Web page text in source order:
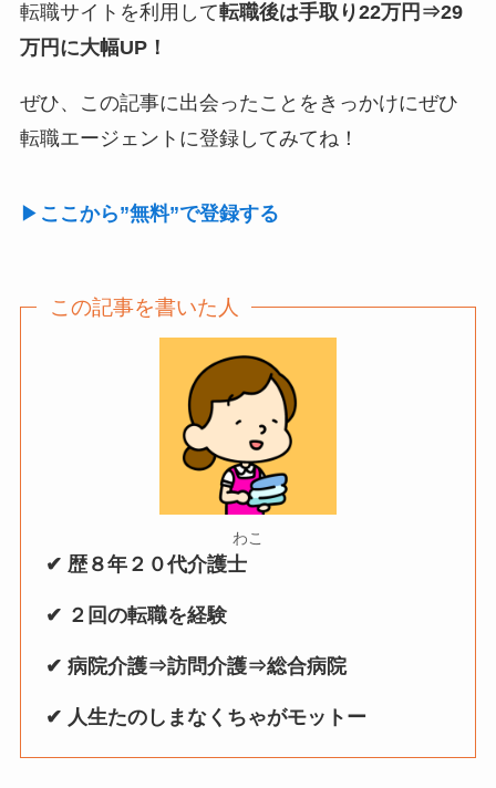
転職サイトを利用して転職後は手取り22万円⇒29
万円に大幅UP！
ぜひ、この記事に出会ったことをきっかけにぜひ
転職エージェントに登録してみてね！
▶ ここから”無料”で登録する
この記事を書いた人
わこ
✔︎ 歴８年２０代介護士
✔︎ ２回の転職を経験
✔︎ 病院介護⇒訪問介護⇒総合病院
✔︎ 人生たのしまなくちゃがモットー